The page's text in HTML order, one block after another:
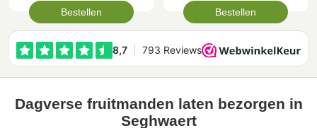
Bestellen Bestellen
Dagverse fruitmanden laten bezorgen in
Seghwaert